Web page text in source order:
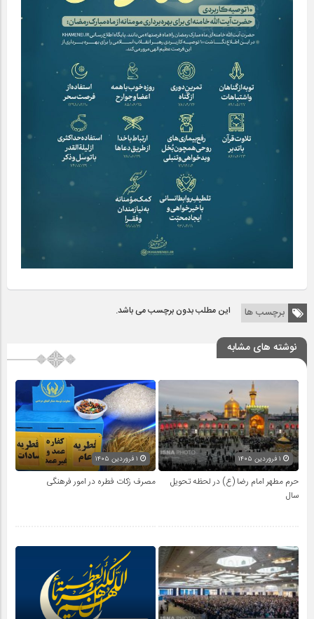
برچسب ها این مطلب بدون برچسب می باشد.
نوشته های مشابه
حرم مطهر امام رضا (ع) در لحظه تحویل
سال
مصرف زکات فطره در امور فرهنگی